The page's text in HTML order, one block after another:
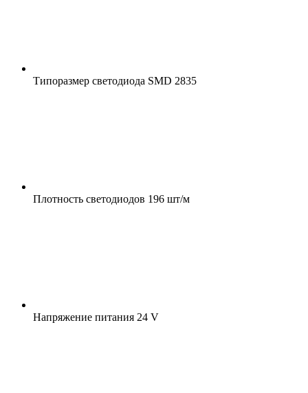
Типоразмер светодиода SMD 2835
Плотность светодиодов 196 шт/м
Напряжение питания 24 V